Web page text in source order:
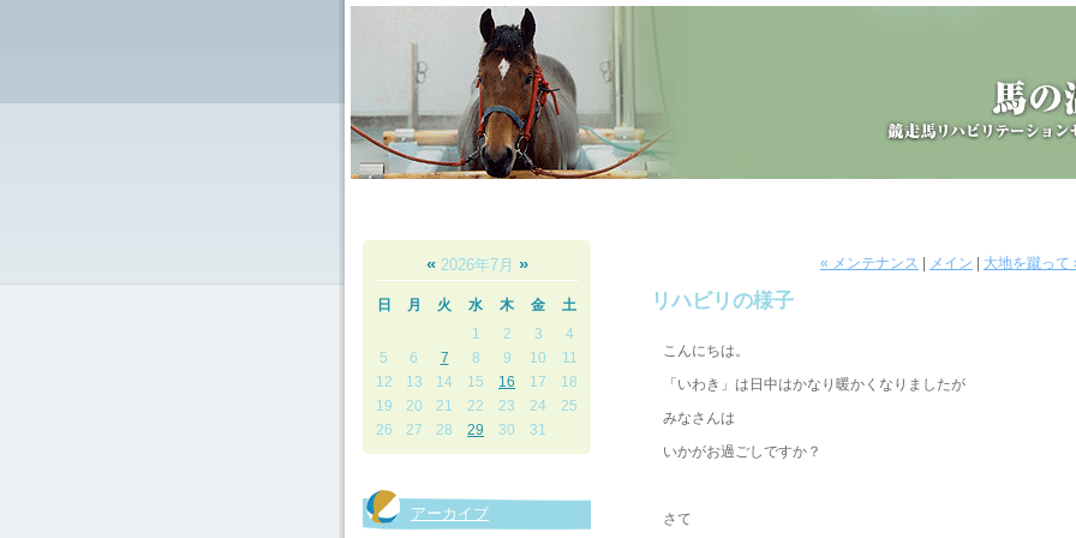
« 2026年7月 »
日 月 火 水 木 金
土
1
2 3
4
5
6 7 8 9 10
11
12
13 14 15 16 17
18
19
20 21 22 23 24
25
26
27 28 29 30 31
アーカイブ
« メンテナンス メイン 大地を蹴って
リハビリの様子
こんにちは。
「いわき」は日中はかなり暖かくなりましたが
みなさんは
いかがお過ごしですか？
さて